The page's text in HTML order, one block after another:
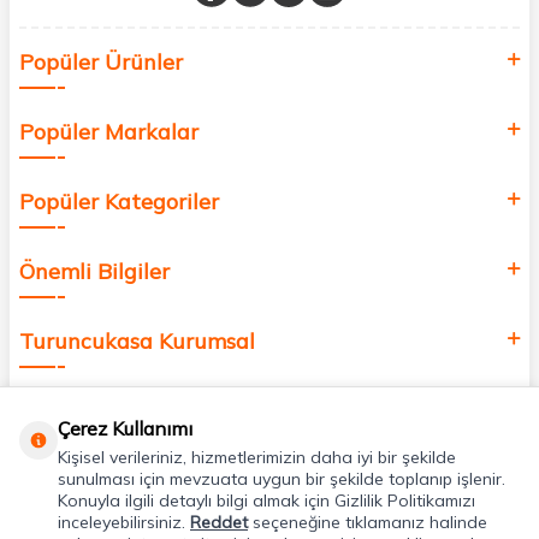
değer katmak için bize katılın!
Popüler Ürünler
Popüler Markalar
Popüler Kategoriler
Önemli Bilgiler
Turuncukasa Kurumsal
Uygulamalarımız
Çerez Kullanımı
Kişisel verileriniz, hizmetlerimizin daha iyi bir şekilde
sunulması için mevzuata uygun bir şekilde toplanıp işlenir.
Konuyla ilgili detaylı bilgi almak için Gizlilik Politikamızı
inceleyebilirsiniz. Reddetseçeneğine tıklamanız halinde